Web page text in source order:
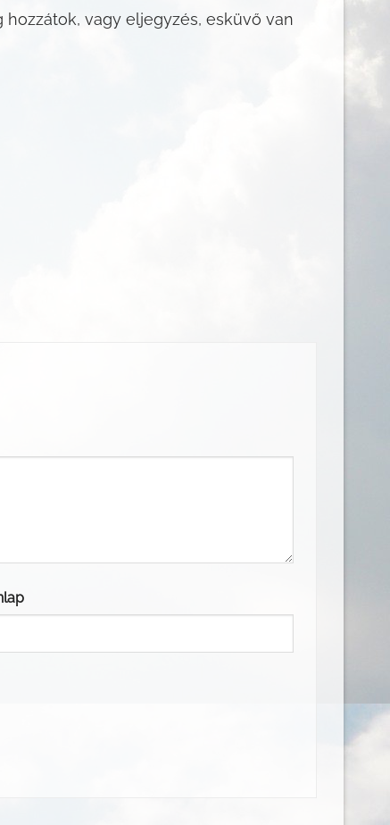
vagy eljegyzés, esküvő van